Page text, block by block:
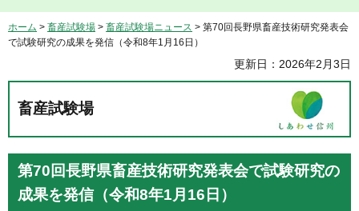
ホーム > 畜産試験場 > 畜産試験場ニュース > 第70回長野県畜産技術研究発表会
で試験研究の成果を発信（令和8年1月16日）
更新日：2026年2月3日
畜産試験場
第70回長野県畜産技術研究発表会で試験研究の
成果を発信（令和8年1月16日）